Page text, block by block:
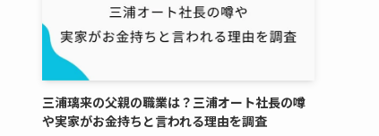
三浦璃来の父親の職業は？三浦オート社長の噂
や実家がお金持ちと言われる理由を調査